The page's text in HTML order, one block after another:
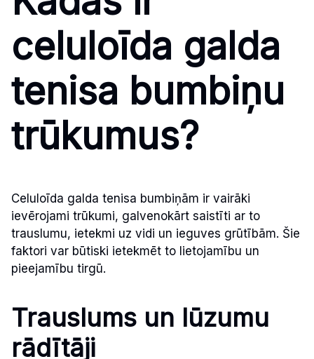
celuloīda galda
tenisa bumbiņu
trūkumus?
Celuloīda galda tenisa bumbiņām ir vairāki
ievērojami trūkumi, galvenokārt saistīti ar to
trauslumu, ietekmi uz vidi un ieguves grūtībām. Šie
faktori var būtiski ietekmēt to lietojamību un
pieejamību tirgū.
Trauslums un lūzumu
rādītāji